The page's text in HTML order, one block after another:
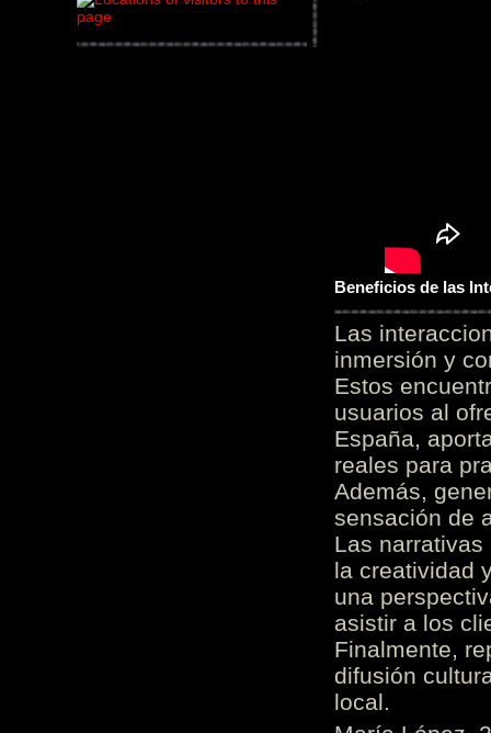
Beneficios de las
Las
inmersión y
Estos
usuarios al
España,
reales para
Además,
sensación de
Las
la creatividad
una
asistir a los
Finalmente,
difusión
local.